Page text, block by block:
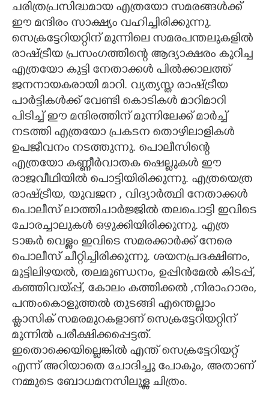
ചരിത്രപ്രസിദ്ധമായ എത്രയോ സമരങ്ങൾക്ക്
ഈ മന്ദിരം സാക്ഷ്യം വഹിച്ചിരിക്കുന്നു.
സെക്രട്ടേറിയറ്റിന് മുന്നിലെ സമരപന്തലുകളിൽ
രാഷ്ട്രീയ പ്രസംഗത്തിന്റെ ആദ്യാക്ഷരം കുറിച്ച
എത്രയോ കുട്ടി നേതാക്കൾ പിൽക്കാലത്ത്
ജനനായകരായി മാറി. വ്യത്യസ്ത രാഷ്ട്രീയ
പാർട്ടികൾക്ക് വേണ്ടി കൊടികൾ മാറിമാറി
പിടിച്ച് ഈ മന്ദിരത്തിന് മുന്നിലേക്ക് മാർച്ച്
നടത്തി എത്രയോ പ്രകടന തൊഴിലാളികൾ
ഉപജീവനം നടത്തുന്നു. പൊലീസിന്റെ
എത്രയോ കണ്ണീർവാതക ഷെല്ലുകൾ ഈ
രാജവീഥിയിൽ പൊട്ടിയിരിക്കുന്നു. എത്രയെത്ര
രാഷ്ട്രീയ, യുവജന , വിദ്യാർത്ഥി നേതാക്കൾ
പൊലീസ് ലാത്തിചാർജ്ജിൽ തലപൊട്ടി ഇവിടെ
ചോരച്ചാലുകൾ ഒഴുക്കിയിരിക്കുന്നു. എത്ര
ടാങ്കർ വെള്ളം ഇവിടെ സമരക്കാർക്ക് നേരെ
പൊലീസ് ചീറ്റിച്ചിരിക്കുന്നു. ശയനപ്രദക്ഷിണം,
മുട്ടിലിഴയൽ, തലമുണ്ഡനം, ഉപ്പിൻമേൽ കിടപ്പ്,
കഞ്ഞിവയ്പ്പ്, കോലം കത്തിക്കൽ ,നിരാഹാരം,
പന്തംകൊളുത്തൽ തുടങ്ങി എന്തെല്ലാം
ക്ലാസിക് സമരമുറകളാണ് സെക്രട്ടേറിയറ്റിന്
മുന്നിൽ പരീക്ഷിക്കപ്പെട്ടത്.
ഇതൊക്കെയില്ലെങ്കിൽ എന്ത് സെക്രട്ടേറിയറ്റ്
എന്ന് അറിയാതെ ചോദിച്ചു പോകും, അതാണ്
നമ്മുടെ ബോധമനസിലുള്ള ചിത്രം.